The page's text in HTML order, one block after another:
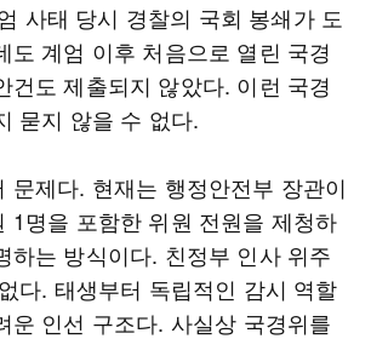
사태 당시 경찰의 국회 봉쇄가 도
도 계엄 이후 처음으로 열린 국경
건도 제출되지 않았다. 이런 국경
묻지 않을 수 없다.
문제다. 현재는 행정안전부 장관이
1명을 포함한 위원 전원을 제청하
하는 방식이다. 친정부 인사 위주
다. 태생부터 독립적인 감시 역할
운 인선 구조다. 사실상 국경위를